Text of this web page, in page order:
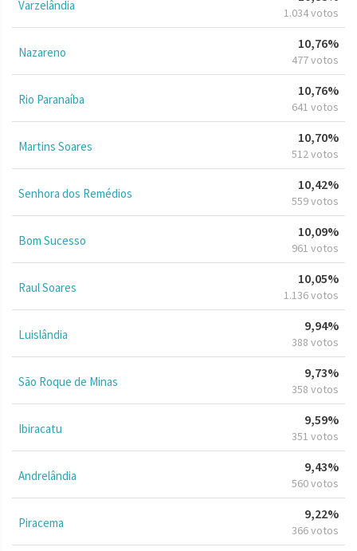
Varzelândia 1.034 votos
Nazareno
10,76%
477 votos
Rio Paranaíba
10,76%
641 votos
Martins Soares
10,70%
512 votos
Senhora dos Remédios
10,42%
559 votos
Bom Sucesso
10,09%
961 votos
Raul Soares
10,05%
1.136 votos
Luislândia
9,94%
388 votos
São Roque de Minas
9,73%
358 votos
Ibiracatu
9,59%
351 votos
Andrelândia
9,43%
560 votos
Piracema
9,22%
366 votos